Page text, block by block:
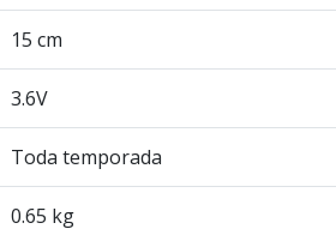
15 cm
3.6V
Toda temporada
0.65 kg